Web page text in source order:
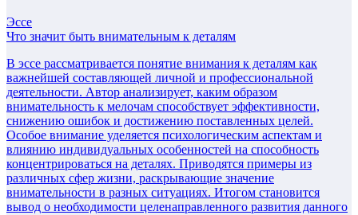
Эссе
Что значит быть внимательным к деталям
В эссе рассматривается понятие внимания к деталям как
важнейшей составляющей личной и профессиональной
деятельности. Автор анализирует, каким образом
внимательность к мелочам способствует эффективности,
снижению ошибок и достижению поставленных целей.
Особое внимание уделяется психологическим аспектам и
влиянию индивидуальных особенностей на способность
концентрироваться на деталях. Приводятся примеры из
различных сфер жизни, раскрывающие значение
внимательности в разных ситуациях. Итогом становится
вывод о необходимости целенаправленного развития данного